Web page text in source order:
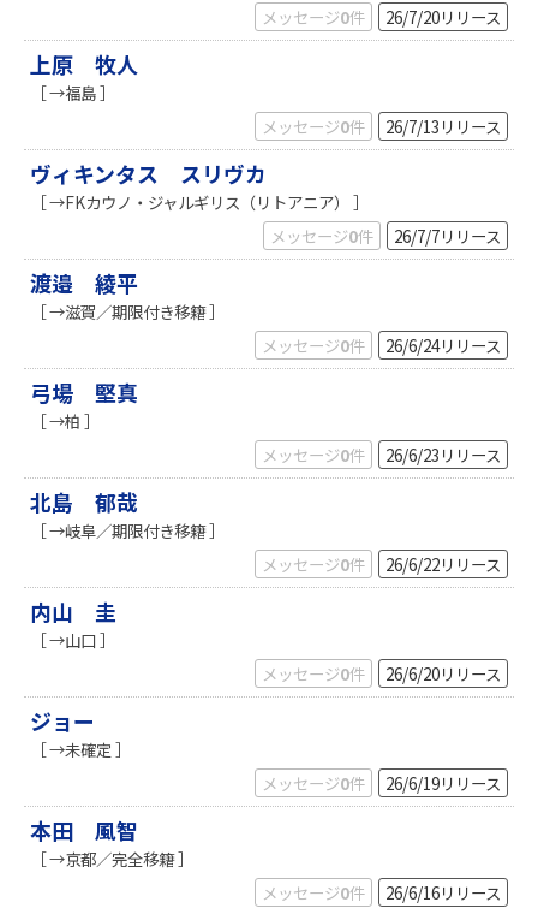
メッセージ0件 26/7/20リリース
上原 牧人
［ →福島 ］
メッセージ0件 26/7/13 リリース
ヴィキンタス スリヴカ
［ →FKカウノ・ジャルギリス（リトアニア） ］
メッセージ0件 26/7/7リリース
渡邉 綾平
［ →滋賀／期限付き移籍 ］
メッセージ0件 26/6/24リリース
弓場 堅真
［ →柏 ］
メッセージ0件 26/6/23 リリース
北島 郁哉
［ →岐阜／期限付き移籍 ］
メッセージ0件 26/6/22リリース
内山 圭
［ →山口 ］
メッセージ0件 26/6/20リリース
ジョー
［ →未確定 ］
メッセージ0件 26/6/19リリース
本田 風智
［ →京都／完全移籍 ］
メッセージ0件 26/6/16リリース